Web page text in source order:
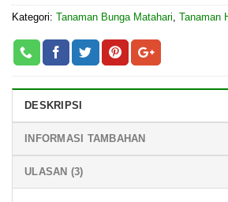
Kategori: Tanaman Bunga Matahari, Tanaman
DESKRIPSI
INFORMASI TAMBAHAN
ULASAN (3)